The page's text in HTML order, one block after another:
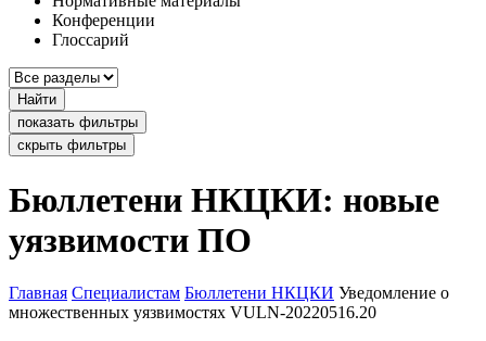
Конференции
Глоссарий
Найти
показать фильтры
скрыть фильтры
Бюллетени НКЦКИ: новые
уязвимости ПО
Главная Специалистам Бюллетени НКЦКИ Уведомление о
множественных уязвимостях VULN-20220516.20